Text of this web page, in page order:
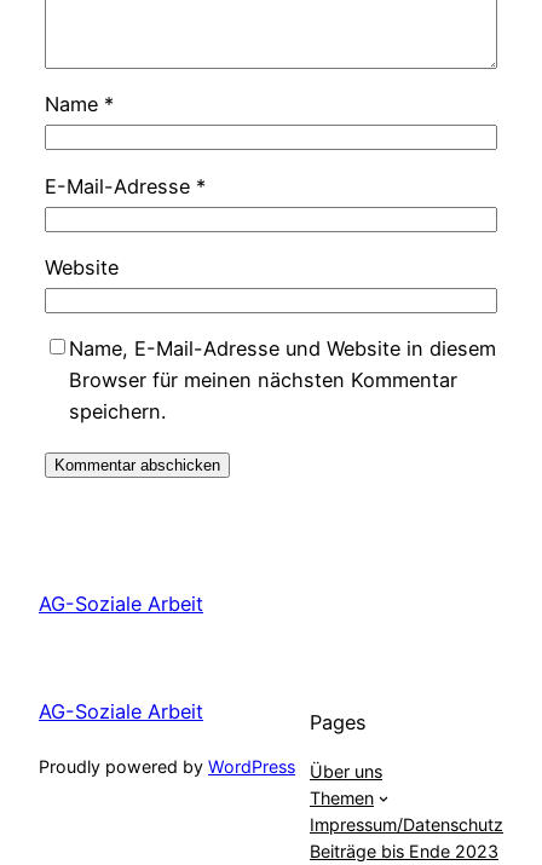
Name *
E-Mail-Adresse *
Website
Name, E-Mail-Adresse und Website in diesem
Browser für meinen nächsten Kommentar
speichern.
AG-Soziale Arbeit
AG-Soziale Arbeit
Proudly powered by WordPress
Pages
Über uns
Themen
Impressum/Datenschutz
Beiträge bis Ende 2023